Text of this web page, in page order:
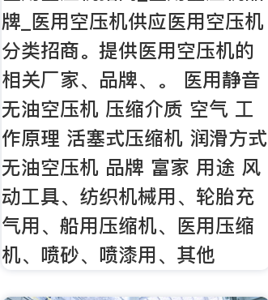
牌_医用空压机供应医用空压机
分类招商。提供医用空压机的
相关厂家、品牌、。 医用静音
无油空压机 压缩介质 空气 工
作原理 活塞式压缩机 润滑方式
无油空压机 品牌 富家 用途 风
动工具、纺织机械用、轮胎充
气用、船用压缩机、医用压缩
机、喷砂、喷漆用、其他